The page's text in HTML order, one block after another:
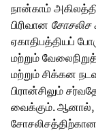
நான்காம்
பிரிவான சோசலிச
ஏகாதிபத்தியப்
மற்றும்
மற்றும் சிக்கன
பிரான்சிலும்
வைக்கும்.